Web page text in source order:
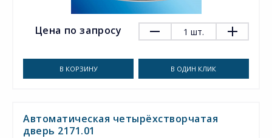
Цена по запросу 1 шт.
В КОРЗИНУ В ОДИН КЛИК
Автоматическая четырёхстворчатая
дверь 2171.01